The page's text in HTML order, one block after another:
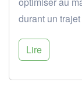
durant un
Lire